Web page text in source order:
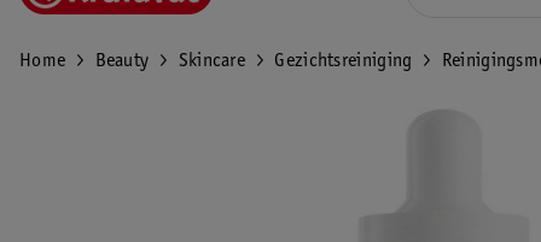
Home Beauty Skincare Gezichtsreiniging